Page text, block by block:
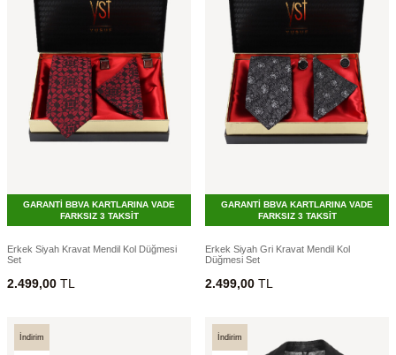
GARANTİ BBVA KARTLARINA VADE
FARKSIZ 3 TAKSİT
Erkek Siyah Kravat Mendil Kol Düğmesi
Set
2.499,00 TL
GARANTİ BBVA KARTLARINA VADE
FARKSIZ 3 TAKSİT
Erkek Siyah Gri Kravat Mendil Kol
Düğmesi Set
2.499,00 TL
İndirim İndirim